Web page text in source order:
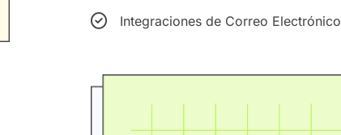
Integraciones de Correo Electrónico